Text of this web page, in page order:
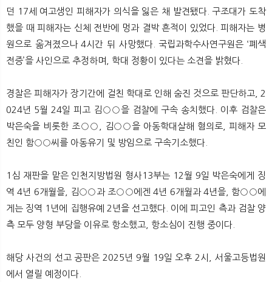
던 17세 여고생인 피해자가 의식을 잃은 채 발견됐다. 구조대가 도착
했을 때 피해자는 신체 전반에 멍과 결박 흔적이 있었다. 피해자는 병
원으로 옮겨졌으나 4시간 뒤 사망했다. 국립과학수사연구원은 ‘폐색
전증’을 사인으로 추정하며, 학대 정황이 있다는 소견을 밝혔다.
경찰은 피해자가 장기간에 걸친 학대로 인해 숨진 것으로 판단하고, 2
024년 5월 24일 피고 김○○을 검찰에 구속 송치했다. 이후 검찰은
박은숙을 비롯한 조○○, 김○○을 아동학대살해 혐의로, 피해자 모
친인 함○○씨를 아동유기 및 방임으로 구속기소했다.
1심 재판을 맡은 인천지방법원 형사13부는 12월 9일 박은숙에게 징
역 4년 6개월을, 김○○과 조○○에겐 4년 6개월과 4년을, 함○○에
게는 징역 1년에 집행유예 2년을 선고했다. 이에 피고인 측과 검찰 양
측 모두 양형 부당을 이유로 항소했고, 항소심이 진행 중이다.
해당 사건의 선고 공판은 2025년 9월 19일 오후 2시, 서울고등법원
에서 열릴 예정이다.​